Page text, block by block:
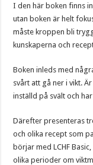
I den här boken finns
utan boken är helt
måste kroppen bli
kunskaperna och
Boken inleds med
svårt att gå ner i vikt.
inställd på svält och
Därefter presenteras
och olika recept som
börjar med LCHF
olika perioder om